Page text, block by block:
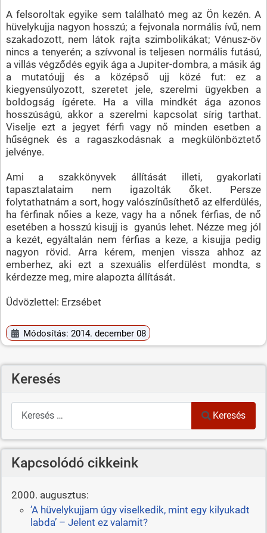
A felsoroltak egyike sem található meg az Ön kezén. A
hüvelykujja nagyon hosszú; a fejvonala normális ívű, nem
szakadozott, nem látok rajta szimbolikákat; Vénusz-öv
nincs a tenyerén; a szívvonal is teljesen normális futású,
a villás végződés egyik ága a Jupiter-dombra, a másik ág
a mutatóujj és a középső ujj közé fut: ez a
kiegyensúlyozott, szeretet jele, szerelmi ügyekben a
boldogság ígérete. Ha a villa mindkét ága azonos
hosszúságú, akkor a szerelmi kapcsolat sírig tarthat.
Viselje ezt a jegyet férfi vagy nő minden esetben a
hűségnek és a ragaszkodásnak a megkülönböztető
jelvénye.
Ami a szakkönyvek állítását illeti, gyakorlati
tapasztalataim nem igazolták őket. Persze
folytathatnám a sort, hogy valószínűsíthető az elferdülés,
ha férfinak nőies a keze, vagy ha a nőnek férfias, de nő
esetében a hosszú kisujj is gyanús lehet. Nézze meg jól
a kezét, egyáltalán nem férfias a keze, a kisujja pedig
nagyon rövid. Arra kérem, menjen vissza ahhoz az
emberhez, aki ezt a szexuális elferdülést mondta, s
kérdezze meg, mire alapozta állítását.
Üdvözlettel: Erzsébet
Módosítás: 2014. december 08
Keresés
Keresés
Keresés
Kapcsolódó cikkeink
2000. augusztus:
’A hüvelykujjam úgy viselkedik, mint egy kilyukadt
labda’ – Jelent ez valamit?